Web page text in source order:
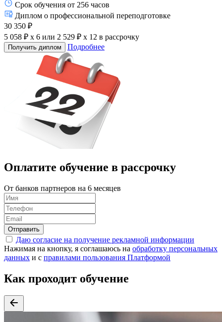
Срок обучения от 256 часов
Диплом о профессиональной переподготовке
30 350 ₽
5 058 ₽ x 6 или 2 529 ₽ x 12 в рассрочку
Получить диплом Подробнее
Оплатите обучение в рассрочку
От банков партнеров на 6 месяцев
Отправить
Даю согласие на получение рекламной информации
Нажимая на кнопку, я соглашаюсь на обработку персональных
данных и с правилами пользования Платформой
Как проходит обучение